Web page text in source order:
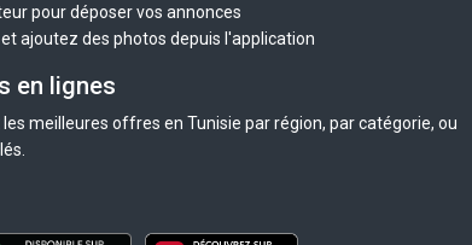
pour déposer vos annonces
ajoutez des photos depuis l'application
en lignes
meilleures offres en Tunisie par région, par catégorie, ou